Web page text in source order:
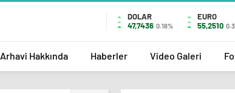
DOLAR
47,7436 0.18%
EURO
55,2510
Arhavi Hakkında Haberler Video Galeri